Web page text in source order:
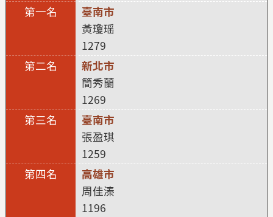
臺南市
黃瓊瑶
1279
新北市
簡秀蘭
1269
臺南市
張盈琪
1259
高雄市
周佳溱
1196